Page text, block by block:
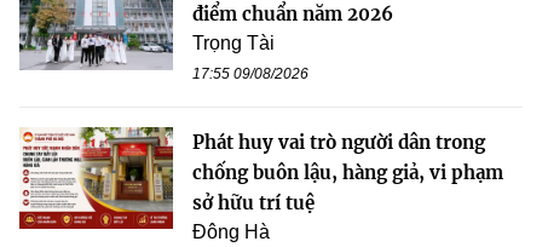
điểm chuẩn năm 2026
Trọng Tài
17:55 09/08/2026
Phát huy vai trò người dân trong
chống buôn lậu, hàng giả, vi phạm
sở hữu trí tuệ
Đông Hà